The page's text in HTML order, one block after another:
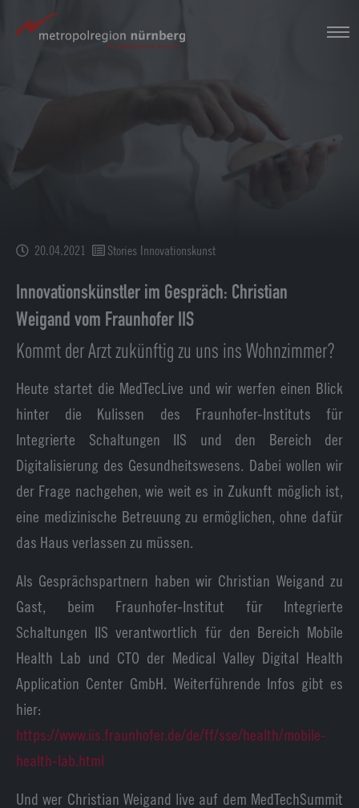
Hauptinhalt
20.04.2021 Stories Innovationskunst
Innovationskünstler im Gespräch: Christian
Weigand vom Fraunhofer IIS
Kommt der Arzt zukünftig zu uns ins Wohnzimmer?
Heute startet die MedTecLive und wir werfen einen Blick
hinter die Kulissen des Fraunhofer-Instituts für
Integrierte Schaltungen IIS und den Bereich der
Digitalisierung des Gesundheitswesens. Dabei wollen wir
der Frage nachgehen, wie weit es in Zukunft möglich ist,
eine medizinische Betreuung zu ermöglichen, ohne dafür
das Haus verlassen zu müssen.
Als Gesprächspartnern haben wir Christian Weigand zu
Gast, beim Fraunhofer-Institut für Integrierte
Schaltungen IIS verantwortlich für den Bereich Mobile
Health Lab und CTO der Medical Valley Digital Health
Application Center GmbH. Weiterführende Infos gibt es
hier:
https://www.iis.fraunhofer.de/de/ff/sse/health/mobile-
health-lab.html
Und wer Christian Weigand live auf dem MedTechSummit